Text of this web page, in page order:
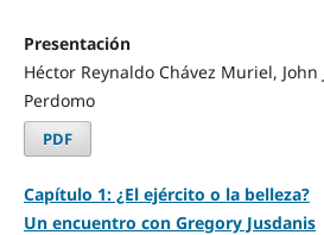
Presentación
Héctor Reynaldo Chávez Muriel,
Perdomo
PDF
Capítulo 1: ¿El ejército o la belleza?
Un encuentro con Gregory Jusdanis